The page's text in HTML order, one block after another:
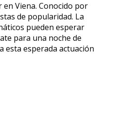
Viena. Conocido por
de popularidad. La
pueden esperar
para una noche de
esta esperada actuación